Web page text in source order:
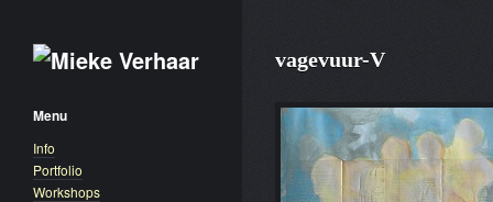
Menu
Info
Portfolio
Workshops
vagevuur-V